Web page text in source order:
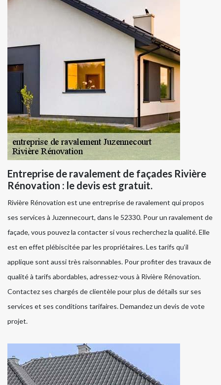
Entreprise de ravalement de façades Rivière
Rénovation : le devis est gratuit.
Rivière Rénovation est une entreprise de ravalement qui propos
ses services à Juzennecourt, dans le 52330. Pour un ravalement de
façade, vous pouvez la contacter si vous recherchez la qualité. Elle
est en effet plébiscitée par les propriétaires. Les tarifs qu’il
applique sont aussi très raisonnables. Pour profiter des travaux de
qualité à tarifs abordables, adressez-vous à Rivière Rénovation.
Contactez ses chargés de clientèle pour plus de détails sur ses
services et ses conditions tarifaires. Demandez un devis de vote
projet.